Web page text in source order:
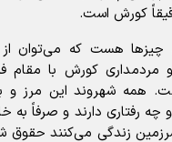
کورش است.
چیز‌ها هست که می‌توان
مردمداری کورش با مقام
همه شهروند این مرز و
چه رفتاری دارند و صرفاً به
زندگی می‌کنند حقوق